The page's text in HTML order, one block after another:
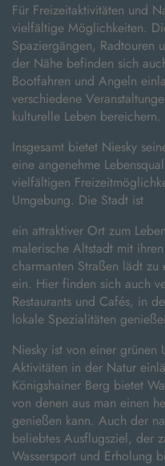
Für Freizeitaktivitäten und
vielfältige Möglichkeiten.
Spaziergängen, Radtouren
der Nähe befinden sich
Bootfahren und Angeln
verschiedene
kulturelle Leben bereichern.
Insgesamt bietet Niesky
eine angenehme
vielfältigen
Umgebung. Die Stadt ist
ein attraktiver Ort zum
malerische Altstadt mit
charmanten Straßen lädt
ein. Hier finden sich auch
Restaurants und Cafés, in
lokale Spezialitäten
Niesky ist von einer grünen
Aktivitäten in der Natur
Königshainer Berg bietet
von denen aus man einen
genießen kann. Auch der
beliebtes Ausflugsziel, der
Wassersport und Erholung